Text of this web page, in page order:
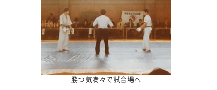
勝つ気満々で試合場へ